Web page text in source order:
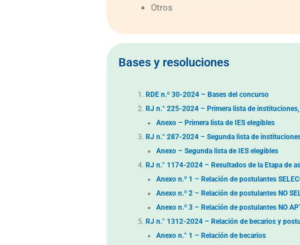
Otros
Bases y resoluciones
RDE n.º 30-2024 – Bases del concurso
RJ n.° 225-2024 – Primera lista de
Anexo – Primera lista de IES elegibles
RJ n.° 287-2024 – Segunda lista de
Anexo – Segunda lista de IES elegibles
RJ n.° 1174-2024 – Resultados de la Etapa de
Anexo n.º 1 – Relación de postulantes
Anexo n.º 2 – Relación de postulantes NO
Anexo n.º 3 – Relación de postulantes NO
RJ n.° 1312-2024 – Relación de becarios y
Anexo n.° 1 – Relación de becarios